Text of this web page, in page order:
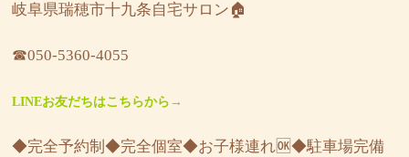
岐阜県瑞穂市十九条自宅サロン🏠
☎︎050-5360-4055
LINEお友だちはこちらから→
◆完全予約制◆完全個室◆お子様連れ🆗◆駐車場完備